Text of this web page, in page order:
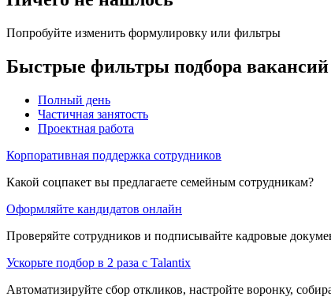
Попробуйте изменить формулировку или фильтры
Быстрые фильтры подбора вакансий
Полный день
Частичная занятость
Проектная работа
Корпоративная поддержка сотрудников
Какой соцпакет вы предлагаете семейным сотрудникам?
Оформляйте кандидатов онлайн
Проверяйте сотрудников и подписывайте кадровые
Ускорьте подбор в 2 раза с Talantix
Автоматизируйте сбор откликов, настройте воронку,